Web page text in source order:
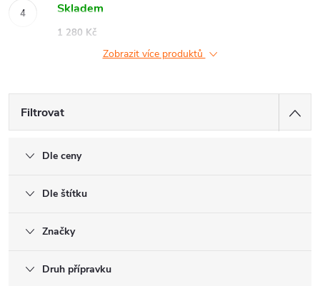
Skladem
1 280 Kč
Zobrazit více produktů
Filtrovat
Dle ceny
Dle štítku
Značky
Druh přípravku